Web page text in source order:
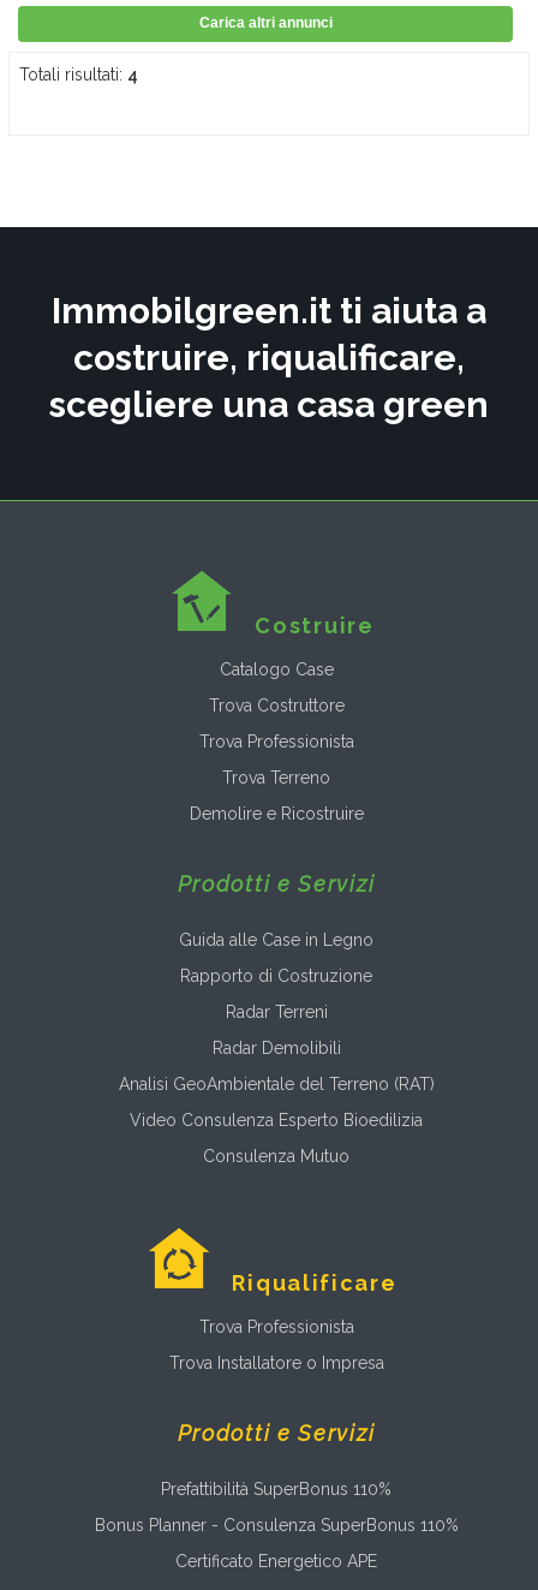
Carica altri annunci
Totali risultati: 4
Immobilgreen.it ti aiuta a
costruire, riqualificare,
scegliere una casa green
Costruire
Catalogo Case
Trova Costruttore
Trova Professionista
Trova Terreno
Demolire e Ricostruire
Prodotti e Servizi
Guida alle Case in Legno
Rapporto di Costruzione
Radar Terreni
Radar Demolibili
Analisi GeoAmbientale del Terreno (RAT)
Video Consulenza Esperto Bioedilizia
Consulenza Mutuo
Riqualificare
Trova Professionista
Trova Installatore o Impresa
Prodotti e Servizi
Prefattibilità SuperBonus 110%
Bonus Planner - Consulenza SuperBonus 110%
Certificato Energetico APE